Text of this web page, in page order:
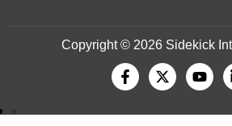
Copyright © 2026 Sidekick